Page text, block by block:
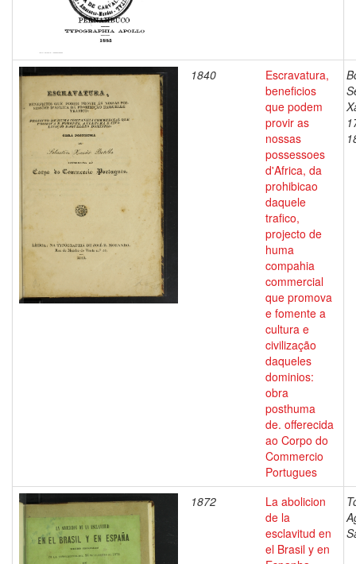
1840
Escravatura,
beneficios
que podem
provir as
nossas
possessoes
d'Africa, da
prohibicao
daquele
trafico,
projecto de
huma
compahia
commercial
que promova
e fomente a
cultura e
civilização
daqueles
dominios:
obra
posthuma
de. offerecida
ao Corpo do
Commercio
Portugues
1872
La abolicion
de la
esclavitud en
el Brasil y en